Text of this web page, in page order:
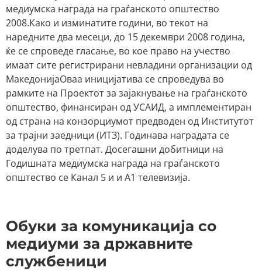
медиумска награда на граѓанското општество
2008.Како и изминатите години, во текот на
наредните два месеци, до 15 декември 2008 година,
ќе се спроведе гласање, во кое право на учество
имаат сите регистрирани невладини организации од
МакедониjaОваа иницијатива се спроведува во
рамките на Проектот за зајакнување на граѓанското
општество, финансиран од УСАИД, а имплементиран
од страна на конзорциумот предводен од Институтот
за трајни заедници (ИТЗ). Годинава наградата се
доделува по третпат. Досегашни добитници на
Годишната медиумска награда на граѓанското
општество се Канал 5 и и А1 телевизија.
Обуки за комуникација со
медиуми за државните
службеници